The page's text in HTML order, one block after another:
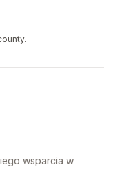
wsparcia w